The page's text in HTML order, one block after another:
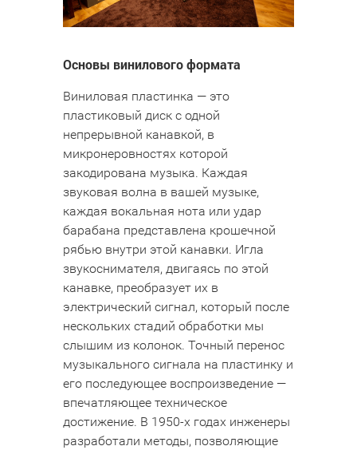
Основы винилового формата
Виниловая пластинка — это
пластиковый диск с одной
непрерывной канавкой, в
микронеровностях которой
закодирована музыка. Каждая
звуковая волна в вашей музыке,
каждая вокальная нота или удар
барабана представлена ​​крошечной
рябью внутри этой канавки. Игла
звукоснимателя, двигаясь по этой
канавке, преобразует их в
электрический сигнал, который после
нескольких стадий обработки мы
слышим из колонок. Точный перенос
музыкального сигнала на пластинку и
его последующее воспроизведение —
впечатляющее техническое
достижение. В 1950-х годах инженеры
разработали методы, позволяющие